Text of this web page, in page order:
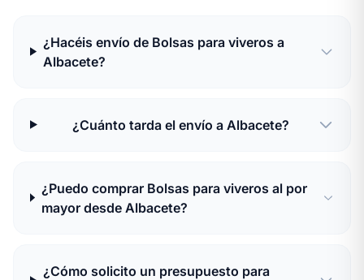
¿Hacéis envío de Bolsas para viveros a
Albacete?
¿Cuánto tarda el envío a Albacete?
¿Puedo comprar Bolsas para viveros al por
mayor desde Albacete?
¿Cómo solicito un presupuesto para